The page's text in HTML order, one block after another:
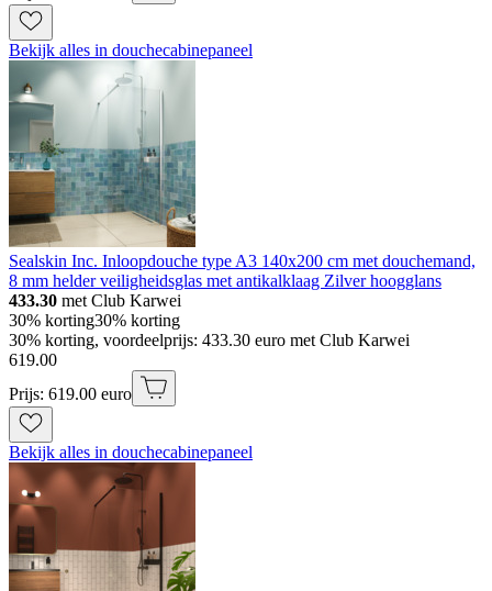
Bekijk alles in douchecabinepaneel
Sealskin Inc. Inloopdouche type A3 140x200 cm met douchemand,
8 mm helder veiligheidsglas met antikalklaag Zilver hoogglans
433.30 met Club Karwei
30% korting30% korting
30% korting, voordeelprijs: 433.30 euro met Club Karwei
619.00
Prijs: 619.00 euro
Bekijk alles in douchecabinepaneel